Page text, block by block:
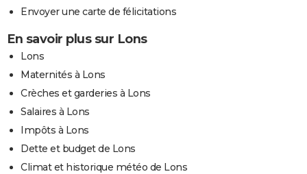
Envoyer une carte de félicitations
En savoir plus sur Lons
Lons
Maternités à Lons
Crèches et garderies à Lons
Salaires à Lons
Impôts à Lons
Dette et budget de Lons
Climat et historique météo de Lons